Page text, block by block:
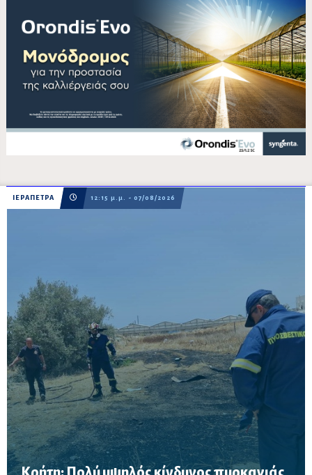
ΙΕΡΑΠΕΤΡΑ 12:15 μ.μ. - 07/08/2026